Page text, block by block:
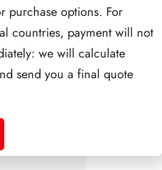
purchase options. For
countries, payment will not
we will calculate
send you a final quote